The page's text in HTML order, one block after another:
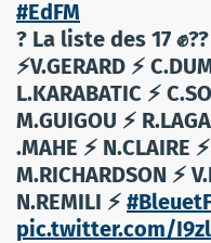
#EdFM
? La liste des 17 ✊??
⚡V.GERARD ⚡
L.KARABATIC ⚡
M.GUIGOU ⚡
.MAHE ⚡ N.CLAIRE
M.RICHARDSON ⚡
N.REMILI ⚡
pic.twitter.com/